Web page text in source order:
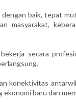
baik, tepat
masyarakat,
secara
konektivitas
baru dan